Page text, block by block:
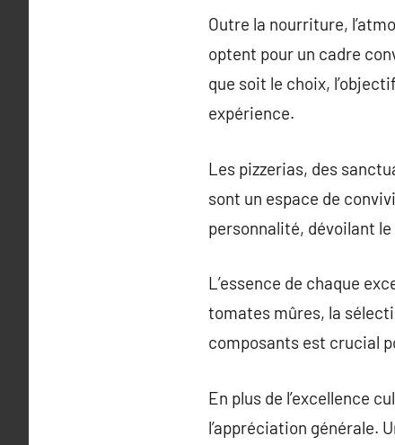
Outre la nourriture,
optent pour un cadre
que soit le choix,
expérience.
Les pizzerias, des
sont un espace de
personnalité, dévoilant
L’essence de chaque
tomates mûres, la
composants est crucial
En plus de l’excellence
l’appréciation générale.